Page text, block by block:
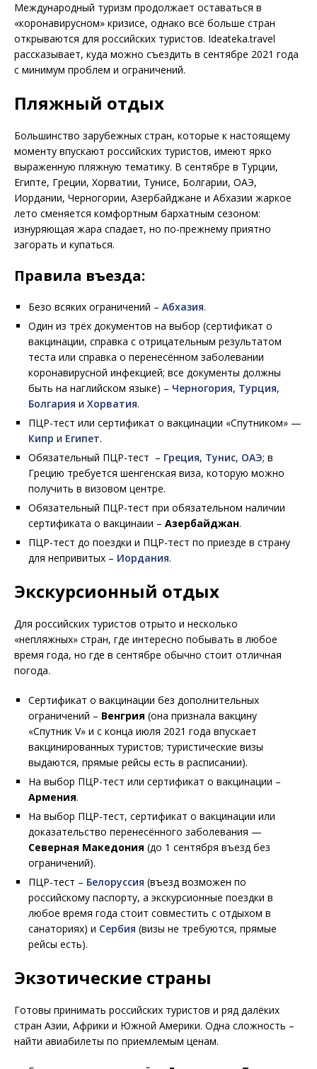
Международный туризм продолжает оставаться в
«коронавирусном» кризисе, однако всё больше стран
открываются для российских туристов. Ideateka.travel
рассказывает, куда можно съездить в сентябре 2021 года
с минимум проблем и ограничений.
Пляжный отдых
Большинство зарубежных стран, которые к настоящему
моменту впускают российских туристов, имеют ярко
выраженную пляжную тематику. В сентябре в Турции,
Египте, Греции, Хорватии, Тунисе, Болгарии, ОАЭ,
Иордании, Черногории, Азербайджане и Абхазии жаркое
лето сменяется комфортным бархатным сезоном:
изнуряющая жара спадает, но по-прежнему приятно
загорать и купаться.
Правила въезда:
Безо всяких ограничений – Абхазия.
Один из трёх документов на выбор (сертификат о
вакцинации, справка с отрицательным результатом
теста или справка о перенесённом заболевании
коронавирусной инфекцией; все документы должны
быть на наглийском языке) – Черногория, Турция,
Болгария и Хорватия.
ПЦР-тест или сертификат о вакцинации «Спутником» —
Кипр и Египет.
Обязательный ПЦР-тест – Греция, Тунис, ОАЭ; в
Грецию требуется шенгенская виза, которую можно
получить в визовом центре.
Обязательный ПЦР-тест при обязательном наличии
сертификата о вакцинаии – Азербайджан.
ПЦР-тест до поездки и ПЦР-тест по приезде в страну
для непривитых – Иордания.
Экскурсионный отдых
Для российских туристов отрыто и несколько
«непляжных» стран, где интересно побывать в любое
время года, но где в сентябре обычно стоит отличная
погода.
Сертификат о вакцинации без дополнительных
ограничений – Венгрия (она признала вакцину
«Спутник V» и с конца июля 2021 года впускает
вакцинированных туристов; туристические визы
выдаются, прямые рейсы есть в расписании).
На выбор ПЦР-тест или сертификат о вакцинации –
Армения.
На выбор ПЦР-тест, сертификат о вакцинации или
доказательство перенесённого заболевания —
Северная Македония (до 1 сентября въезд без
ограничений).
ПЦР-тест – Белоруссия (въезд возможен по
российскому паспорту, а экскурсионные поездки в
любое время года стоит совместить с отдыхом в
санаториях) и Сербия (визы не требуются, прямые
рейсы есть).
Экзотические страны
Готовы принимать российских туристов и ряд далёких
стран Азии, Африки и Южной Америки. Одна сложность –
найти авиабилеты по приемлемым ценам.